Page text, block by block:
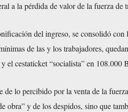
a la pérdida de valor de la fuerza de
del ingreso, se consolidó con
de las y los trabajadores,
el cestaticket “socialista” en 108.000
lo percibido por la venta de la
obra” y de los despidos, sino que